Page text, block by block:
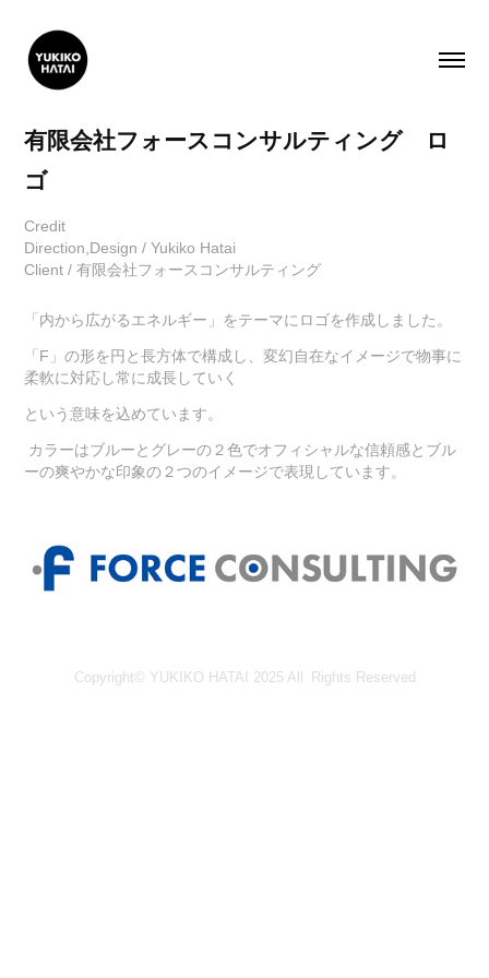
有限会社フォースコンサルティング　ロ
ゴ
Credit
Direction,Design / Yukiko Hatai
Client / 有限会社フォースコンサルティング
「内から広がるエネルギー」をテーマにロゴを作成しました。
「F」の形を円と長方体で構成し、変幻自在なイメージで物事に
柔軟に対応し常に成長していく
という意味を込めています。
カラーはブルーとグレーの２色でオフィシャルな信頼感とブル
ーの爽やかな印象の２つのイメージで表現しています。
Copyright© YUKIKO HATAI 2025 All Rights Reserved